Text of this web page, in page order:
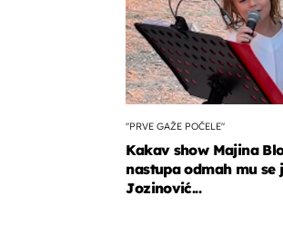
"PRVE GAŽE POČELE"
Kakav show Majina
nastupa odmah mu
Jozinović...